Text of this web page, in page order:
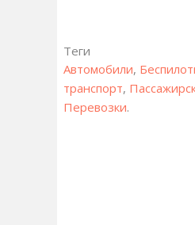
Теги
Автомобили,
транспорт,
Перевозки.